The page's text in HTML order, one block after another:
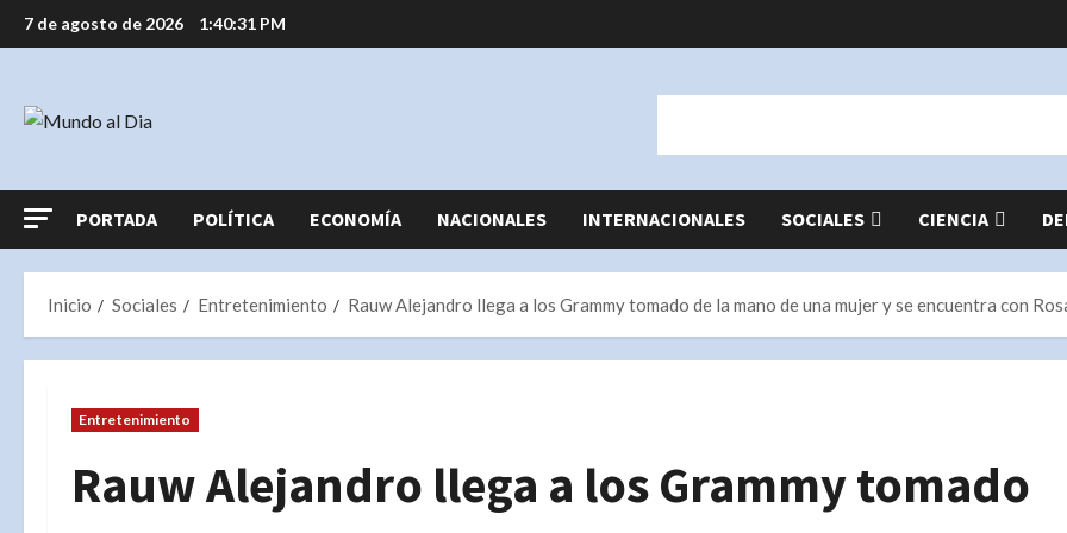
Saltar
al
7 de agosto de 2026 1:40:32 PM
PORTADA POLÍTICA ECONOMÍA NACIONALES INTERNACIONALES SOCIALES CIENCIA
Inicio Sociales Entretenimiento Rauw Alejandro llega a los Grammy tomado de la mano de una mujer y se encuentra con
Entretenimiento
Rauw Alejandro llega a los Grammy tomado